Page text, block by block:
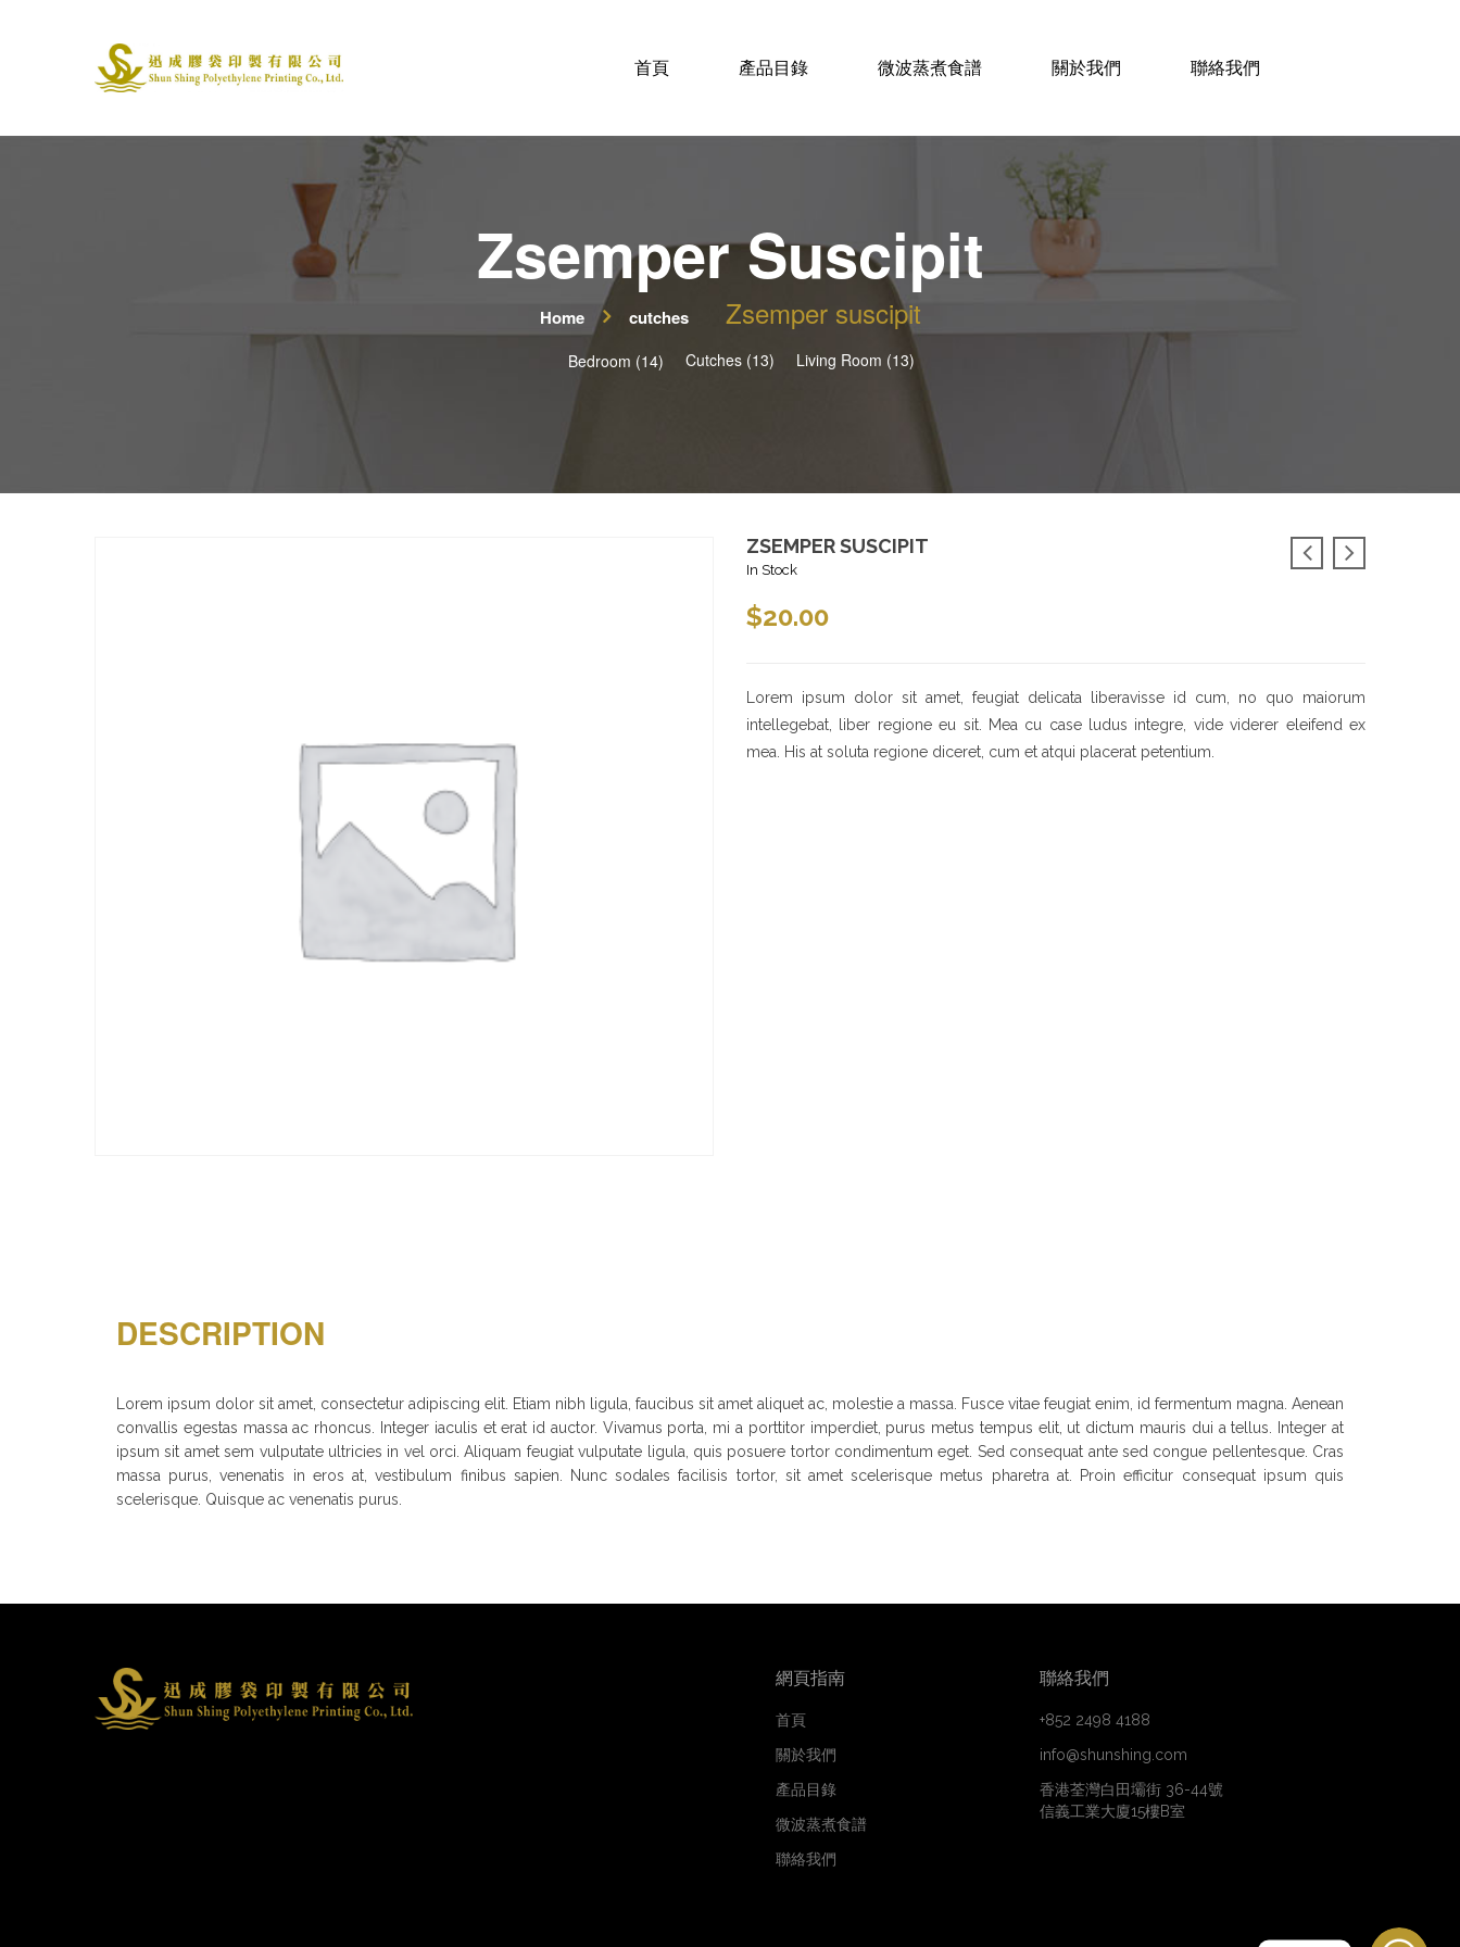
首頁 產品目錄 微波蒸煮食譜 關於我們 聯絡我們
Zsemper Suscipit
Home cutches Zsemper suscipit
Bedroom (14) Cutches (13) Living Room (13)
ZSEMPER SUSCIPIT
In Stock
$20.00
Lorem ipsum dolor sit amet, feugiat delicata liberavisse id cum, no quo maiorum
intellegebat, liber regione eu sit. Mea cu case ludus integre, vide viderer eleifend ex
mea. His at soluta regione diceret, cum et atqui placerat petentium.
DESCRIPTION
Lorem ipsum dolor sit amet, consectetur adipiscing elit. Etiam nibh ligula, faucibus sit amet aliquet ac, molestie a massa. Fusce vitae feugiat enim, id fermentum magna. Aenean
convallis egestas massa ac rhoncus. Integer iaculis et erat id auctor. Vivamus porta, mi a porttitor imperdiet, purus metus tempus elit, ut dictum mauris dui a tellus. Integer at
ipsum sit amet sem vulputate ultricies in vel orci. Aliquam feugiat vulputate ligula, quis posuere tortor condimentum eget. Sed consequat ante sed congue pellentesque. Cras
massa purus, venenatis in eros at, vestibulum finibus sapien. Nunc sodales facilisis tortor, sit amet scelerisque metus pharetra at. Proin efficitur consequat ipsum quis
scelerisque. Quisque ac venenatis purus.
網頁指南
首頁
關於我們
產品目錄
微波蒸煮食譜
聯絡我們
聯絡我們
+852 2498 4188
info@shunshing.com
香港荃灣白田壩街 36-44號
信義工業大廈15樓B室
WhatsApp